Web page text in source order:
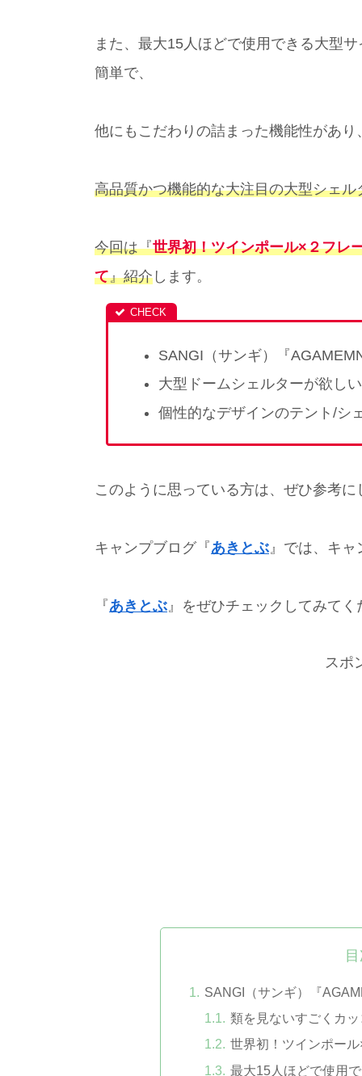
また、最大15人ほどで使用できる大型
簡単で、
他にもこだわりの詰まった機能性があり
高品質かつ機能的な大注目の大型シェル
今回は『世界初！ツインポール×２フレ
て』紹介 します。
SANGI（サンギ）『
大型ドームシェルターが欲し
個性的なデザインのテント/シ
このように思っている方は、ぜひ参考
キャンプブログ『あきとぶ 』では、キ
『あきとぶ 』をぜひチェックしてみて
スポ
SANGI（サンギ）『
類を見ないすごくカ
世界初！ツインポー
最大15人ほどで使用